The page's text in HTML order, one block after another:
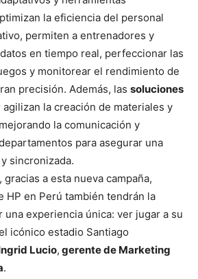
la eficiencia del personal
permiten a entrenadores y
en tiempo real, perfeccionar las
y monitorear el rendimiento de
precisión. Además, las soluciones
agilizan la creación de materiales y
la comunicación y
para asegurar una
sincronizada.
gracias a esta nueva campaña,
HP en Perú también tendrán la
experiencia única: ver jugar a su
icónico estadio Santiago
Lucio, gerente de Marketing
.